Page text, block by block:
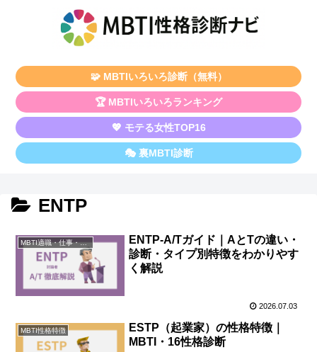
🧩 MBTIいろいろ診断（無料）
🏆 MBTIいろいろランキング
💖 モテる女性TOP16
🎭 裏MBTI診断
ENTP
MBTI適職・仕事・資格
ENTP-A/Tガイド｜AとTの違い・
診断・タイプ別特徴をわかりやす
く解説
2026.07.03
MBTI性格特徴
ESTP（起業家）の性格特徴｜
MBTI・16性格診断